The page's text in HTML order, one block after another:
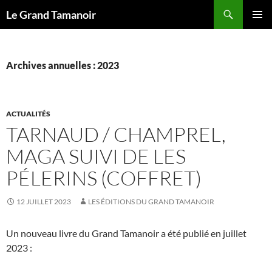
Le Grand Tamanoir
Archives annuelles : 2023
ACTUALITÉS
TARNAUD / CHAMPREL,
MAGA SUIVI DE LES
PÉLERINS (COFFRET)
12 JUILLET 2023 LES ÉDITIONS DU GRAND TAMANOIR
Un nouveau livre du Grand Tamanoir a été publié en juillet
2023 :